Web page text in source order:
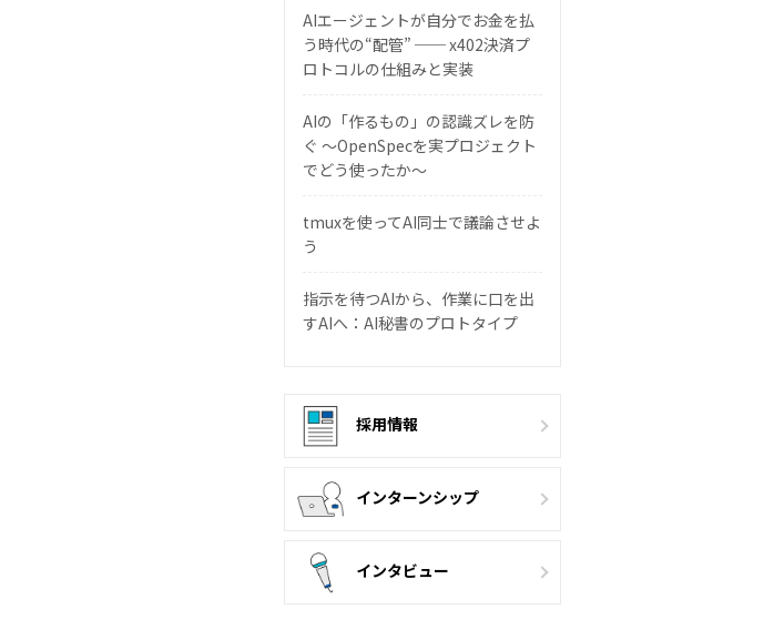
AIエージェントが自分でお金を払
う時代の“配管” ── x402決済プ
ロトコルの仕組みと実装
AIの「作るもの」の認識ズレを防
ぐ 〜OpenSpecを実プロジェクト
でどう使ったか〜
tmuxを使ってAI同士で議論させよ
う
指示を待つAIから、作業に口を出
すAIへ：AI秘書のプロトタイプ
採用情報
インターンシップ
インタビュー